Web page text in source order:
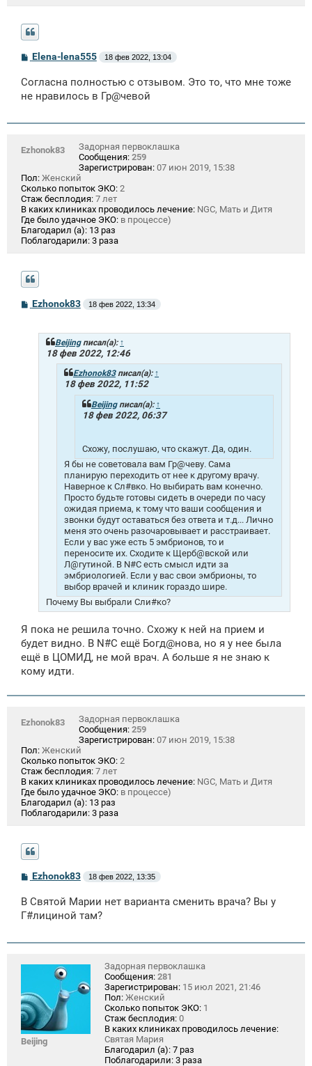
С
б
щ
и
Elena-lena555 18 фев 2022, 13:04
Согласна полностью с отзывом. Это то, что мне тоже
не нравилось в Гр@чевой
Ezhonok83
Задорная первоклашка
Сообщения: 259
Зарегистрирован: 07 июн 2019, 15:38
Пол: Женский
Сколько попыток ЭКО: 2
Стаж бесплодия: 7 лет
В каких клиниках проводилось лечение: NGC, Мать и Дитя
Где было удачное ЭКО: в процессе)
Благодарил (а): 13 раз
Поблагодарили: 3 раза
СEzhonok83 18 фев 2022, 13:34
Beijingписал(а): ↑
18 фев 2022, 12:46
Ezhonok83писал(а): ↑
18 фев 2022, 11:52
Beijingписал(а): ↑
18 фев 2022, 06:37
Схожу, послушаю, что скажут. Да, один.
Я бы не советовала вам Гр@чеву. Сама
планирую переходить от нее к другому врачу.
Наверное к Сл#вко. Но выбирать вам конечно.
Просто будьте готовы сидеть в очереди по часу
ожидая приема, к тому что ваши сообщения и
звонки будут оставаться без ответа и т.д... Лично
меня это очень разочаровывает и расстраивает.
Если у вас уже есть 5 эмбрионов, то и
переносите их. Сходите к Щерб@вской или
Л@гутиной. В N#C есть смысл идти за
эмбриологией. Если у вас свои эмбрионы, то
выбор врачей и клиник гораздо шире.
Почему Вы выбрали Сли#ко?
Я пока не решила точно. Схожу к ней на прием и
будет видно. В N#C ещё Богд@нова, но я у нее была
ещё в ЦОМИД, не мой врач. А больше я не знаю к
кому идти.
Ezhonok83
Задорная первоклашка
Сообщения: 259
Зарегистрирован: 07 июн 2019, 15:38
Пол: Женский
Сколько попыток ЭКО: 2
Стаж бесплодия: 7 лет
В каких клиниках проводилось лечение: NGC, Мать и Дитя
Где было удачное ЭКО: в процессе)
Благодарил (а): 13 раз
Поблагодарили: 3 раза
С
о
б
щ
и
Ezhonok83 18 фев 2022, 13:35
В Святой Марии нет варианта сменить врача? Вы у
Г#лициной там?
Beijing
Задорная первоклашка
Сообщения: 281
Зарегистрирован: 15 июл 2021, 21:46
Пол: Женский
Сколько попыток ЭКО: 1
Стаж бесплодия: 0
В каких клиниках проводилось лечение:
Святая Мария
Благодарил (а): 7 раз
Поблагодарили: 3 раза